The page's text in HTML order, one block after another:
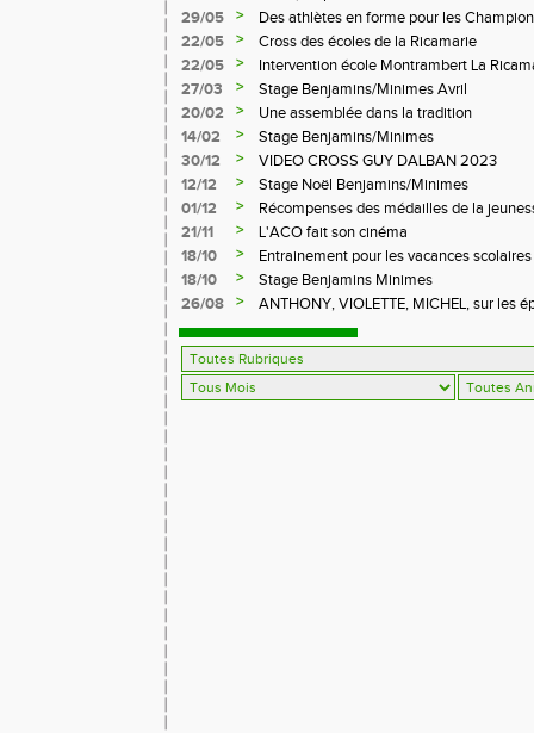
29/05
>
Des athlètes en forme pour les
22/05
>
Cross des écoles de la Ricamarie
22/05
>
Intervention école Montrambert La
27/03
>
Stage Benjamins/Minimes Avril
20/02
>
Une assemblée dans la tradition
14/02
>
Stage Benjamins/Minimes
30/12
>
VIDEO CROSS GUY DALBAN 2023
12/12
>
Stage Noël Benjamins/Minimes
01/12
>
Récompenses des médailles de la
21/11
>
L'ACO fait son cinéma
18/10
>
Entrainement pour les vacances scolaires
18/10
>
Stage Benjamins Minimes
26/08
>
ANTHONY, VIOLETTE, MICHEL, sur les